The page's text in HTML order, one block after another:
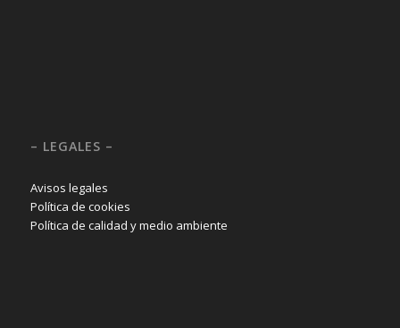
– LEGALES –
Avisos legales
Política de cookies
Política de calidad y medio ambiente